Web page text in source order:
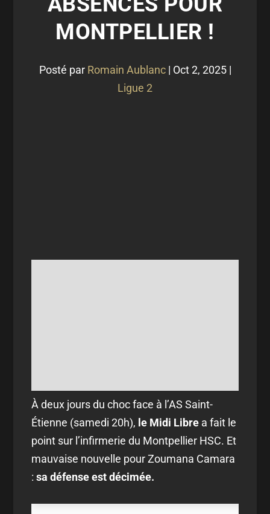
MONTPELLIER !
Posté par Romain Aublanc| Oct 2, 2025|
Ligue 2
À deux jours du choc face à l’AS Saint-
Étienne (samedi 20h), le Midi Libre a fait le
point sur l’infirmerie du Montpellier HSC. Et
mauvaise nouvelle pour Zoumana Camara
:sa défense est décimée.